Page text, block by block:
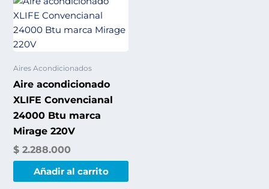
Aires Acondicionados
Aire acondicionado
XLIFE Convencianal
24000 Btu marca
Mirage 220V
$ 2.288.000
Añadir al carrito